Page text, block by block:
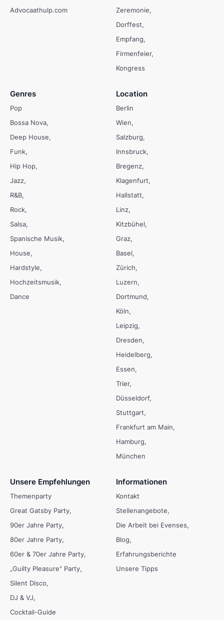
Advocaathulp.com
Zeremonie
Dorffest
Empfang
Firmenfeier
Kongress
Genres
Pop
Bossa Nova
Deep House
Funk
Hip Hop
Jazz
R&B
Rock
Salsa
Spanische Musik
House
Hardstyle
Hochzeitsmusik
Dance
Location
Berlin
Wien
Salzburg
Innsbruck
Bregenz
Klagenfurt
Hallstatt
Linz
Kitzbühel
Graz
Basel
Zürich
Luzern
Dortmund
Köln
Leipzig
Dresden
Heidelberg
Essen
Trier
Düsseldorf
Stuttgart
Frankfurt am Main
Hamburg
München
Unsere Empfehlungen
Themenparty
Great Gatsby Party
90er Jahre Party
80er Jahre Party
60er & 70er Jahre Party
„Guilty Pleasure“ Party
Silent Disco
DJ & VJ
Cocktail-Guide
Informationen
Kontakt
Stellenangebote
Die Arbeit bei Evenses
Blog
Erfahrungsberichte
Unsere Tipps